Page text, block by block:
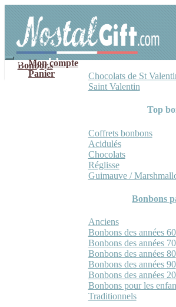
navigation
contenu
Mon compte
Panier
Bonbons
Chocolats de St
Saint Valentin
Top
Coffrets bonbons
Acidulés
Chocolats
Réglisse
Guimauve /
Bonbons
Anciens
Bonbons des années 60
Bonbons des années 70
Bonbons des années 80
Bonbons des années 90
Bonbons des années
Bonbons pour les
Traditionnels